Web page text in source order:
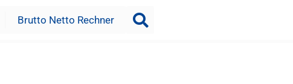
Brutto Netto Rechner